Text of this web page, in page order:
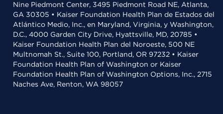
Nine Piedmont Center, 3495 Piedmont Road NE, Atlanta,
GA 30305 • Kaiser Foundation Health Plan de Estados del
Atlántico Medio, Inc., en Maryland, Virginia, y Washington,
D.C., 4000 Garden City Drive, Hyattsville, MD, 20785 •
Kaiser Foundation Health Plan del Noroeste, 500 NE
Multnomah St., Suite 100, Portland, OR 97232 • Kaiser
Foundation Health Plan of Washington or Kaiser
Foundation Health Plan of Washington Options, Inc., 2715
Naches Ave, Renton, WA 98057